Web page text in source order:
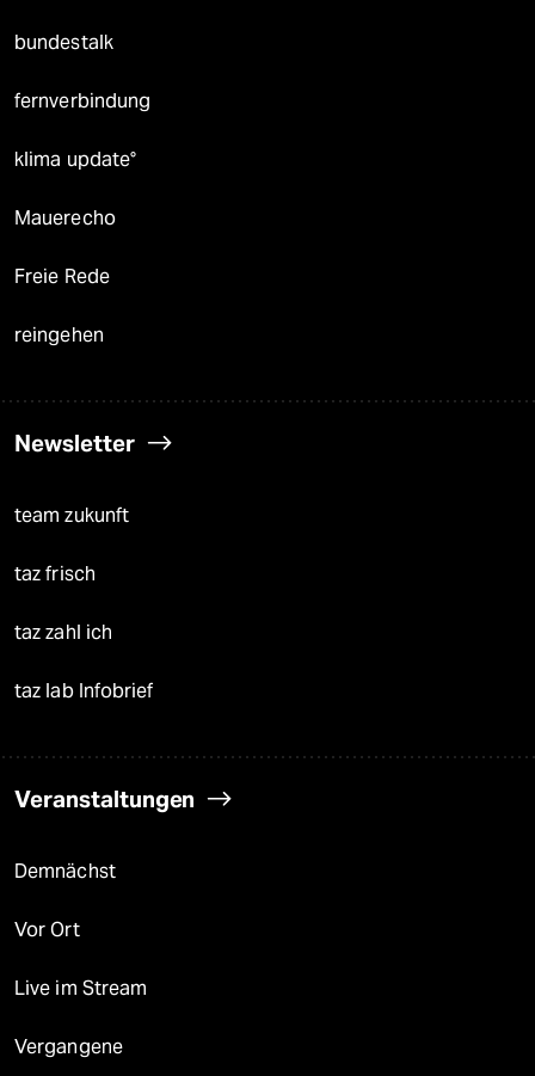
bundestalk
fernverbindung
klima update°
Mauerecho
Freie Rede
reingehen
Newsletter
team zukunft
taz frisch
taz zahl ich
taz lab Infobrief
Veranstaltungen
Demnächst
Vor Ort
Live im Stream
Vergangene